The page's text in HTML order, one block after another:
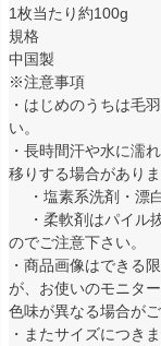
1枚当たり約100g
規格
中国製
※注意事項
・はじめのうちは毛
い。
・長時間汗や水に濡
移りする場合があり
・塩素系洗剤・漂白
・柔軟剤はパイル
のでご注意下さい。
・商品画像はできる
が、お使いのモニタ
色味が異なる場合が
・またサイズにつき